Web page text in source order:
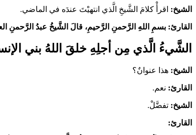
الشيخ: اقرأْ كلامَ الشَّيخِ الَّذي انتهيْتَ عندَه في الماضي.
القارئ: بسمِ اللهِ الرَّحمنِ الرَّحيمِ، قالَ الشَّيخُ عبدُ الرَّحمنِ
الشَّيءُ الَّذي مِن أجلِهِ خلقَ اللهُ بني
الشيخ: هذا عنوانٌ؟
القارئ: نعم.
الشيخ: تفضَّلْ.
القارئ: